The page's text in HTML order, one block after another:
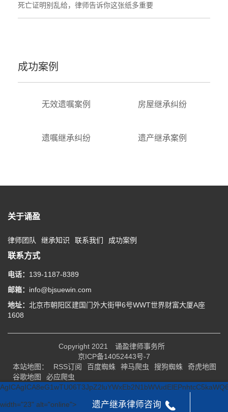
死亡证明别乱给，律师告诉你这张纸多重要
成功案例
无效遗嘱案例 房屋继承纠纷
遗嘱继承纠纷 遗产继承案例
关于诵盈
律师团队 继承知识 联系我们 成功案例
联系方式
电话： 139-1187-8389
邮箱： info@bjsuewin.com
地址： 北京市朝阳区建国门外大街甲6号WWT世界财富大厦A座
1608
Copyright 2021
诵盈律师事务所
京ICP备14052443号-7
本站地图：
RSS订阅 百度蜘蛛 神马爬虫 搜狗蜘蛛
奇虎地图
谷歌地图
必应爬虫
遗产继承律师咨询